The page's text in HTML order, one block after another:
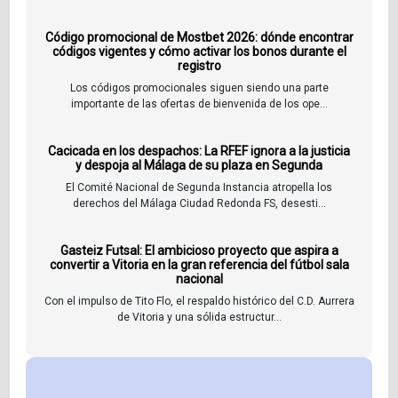
Código promocional de Mostbet 2026: dónde encontrar
códigos vigentes y cómo activar los bonos durante el
registro
Los códigos promocionales siguen siendo una parte
importante de las ofertas de bienvenida de los ope...
Cacicada en los despachos: La RFEF ignora a la justicia
y despoja al Málaga de su plaza en Segunda
El Comité Nacional de Segunda Instancia atropella los
derechos del Málaga Ciudad Redonda FS, desesti...
Gasteiz Futsal: El ambicioso proyecto que aspira a
convertir a Vitoria en la gran referencia del fútbol sala
nacional
Con el impulso de Tito Flo, el respaldo histórico del C.D. Aurrera
de Vitoria y una sólida estructur...